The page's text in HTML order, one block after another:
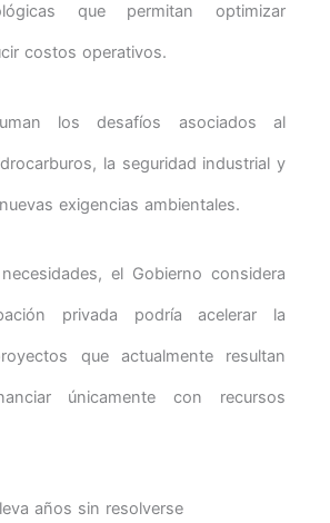
que permitan optimizar
costos operativos.
los desafíos asociados al
la seguridad industrial y
exigencias ambientales.
el Gobierno considera
privada podría acelerar la
que actualmente resultan
únicamente con recursos
años sin resolverse